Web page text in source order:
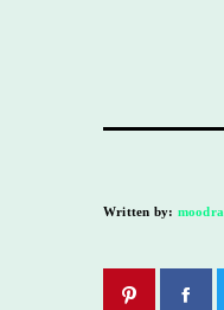
Written by: